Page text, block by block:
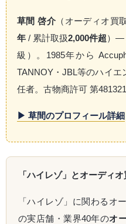
草間 啓介 （オーディオ
年 / 累計取扱2,000件超）—
級）。1985年から
TANNOY・JBL等のハイエ
任者。古物商許可 第
▶ 草間のプロフィール詳細
「ハイレゾ」とオーディオ
「ハイレゾ」に関わるオ
の実店舗・業界40年のオ